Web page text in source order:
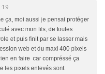
ça, moi aussi je pensai protéger
avec mon fils, de toutes
et puis finit par se lasser mais
web et du maxi 400 pixels
en faire car compréssé ça
les pixels enlevés sont